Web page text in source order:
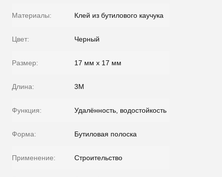
Материалы: Клей из бутилового каучука
Цвет: Черный
Размер: 17 мм х 17 мм
Длина: 3M
Функция: Удалённость, водостойкость
Форма: Бутиловая полоска
Применение: Строительство